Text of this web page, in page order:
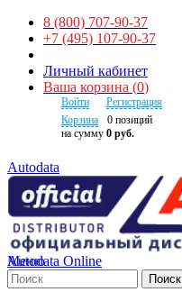
8 (800) 707-90-37
+7 (495) 107-90-37
Личный кабинет
Ваша корзина (0)
Войти
Регистрация
Корзина
0 позиций
на сумму 0 руб.
Autodata
Autodata Online
Меню
Поиск